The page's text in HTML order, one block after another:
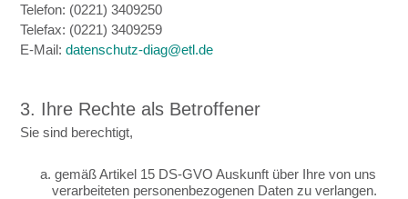
Telefon: (0221) 3409250
Telefax: (0221) 3409259
E-Mail: datenschutz-diag@etl.de
3. Ihre Rechte als Betroffener
Sie sind berechtigt,
a. gemäß Artikel 15 DS-GVO Auskunft über Ihre von uns
verarbeiteten personenbezogenen Daten zu verlangen.